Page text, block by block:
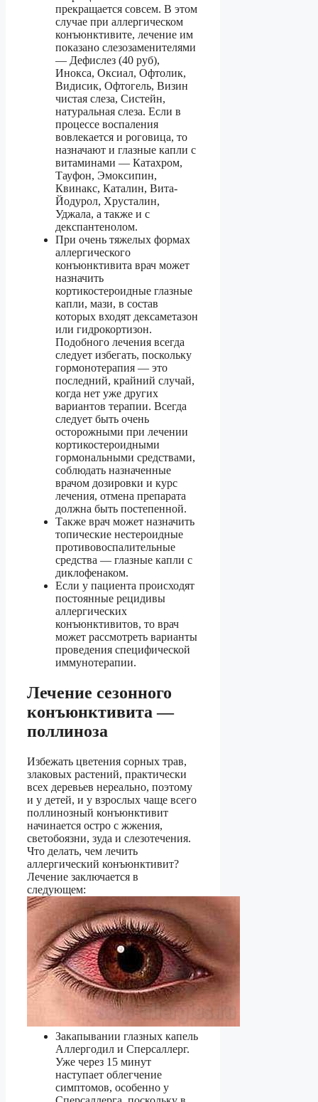
прекращается совсем. В этом
случае при аллергическом
конъюнктивите, лечение им
показано слезозаменителями
— Дефислез (40 руб),
Инокса, Оксиал, Офтолик,
Видисик, Офтогель, Визин
чистая слеза, Систейн,
натуральная слеза. Если в
процессе воспаления
вовлекается и роговица, то
назначают и глазные капли с
витаминами — Катахром,
Тауфон, Эмоксипин,
Квинакс, Каталин, Вита-
Йодурол, Хрусталин,
Уджала, а также и с
декспантенолом.
При очень тяжелых формах
аллергического
конъюнктивита врач может
назначить
кортикостероидные глазные
капли, мази, в состав
которых входят дексаметазон
или гидрокортизон.
Подобного лечения всегда
следует избегать, поскольку
гормонотерапия — это
последний, крайний случай,
когда нет уже других
вариантов терапии. Всегда
следует быть очень
осторожными при лечении
кортикостероидными
гормональными средствами,
соблюдать назначенные
врачом дозировки и курс
лечения, отмена препарата
должна быть постепенной.
Также врач может назначить
топические нестероидные
противовоспалительные
средства — глазные капли с
диклофенаком.
Если у пациента происходят
постоянные рецидивы
аллергических
конъюнктивитов, то врач
может рассмотреть варианты
проведения специфической
иммунотерапии.
Лечение сезонного
конъюнктивита —
поллиноза
Избежать цветения сорных трав,
злаковых растений, практически
всех деревьев нереально, поэтому
и у детей, и у взрослых чаще всего
поллинозный конъюнктивит
начинается остро с жжения,
светобоязни, зуда и слезотечения.
Что делать, чем лечить
аллергический конъюнктивит?
Лечение заключается в
следующем:
Закапывании глазных капель
Аллергодил и Сперсаллерг.
Уже через 15 минут
наступает облегчение
симптомов, особенно у